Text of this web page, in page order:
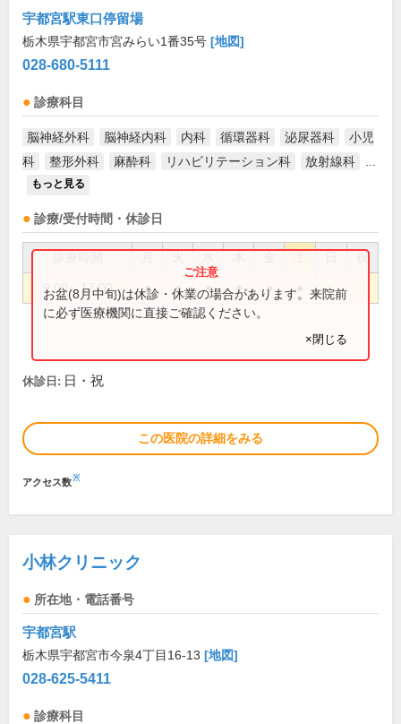
宇都宮駅東口停留場
栃木県宇都宮市宮みらい1番35号 [地図]
028-680-5111
診療科目
脳神経外科 脳神経内科 内科 循環器科 泌尿器科
小児
科
整形外科 麻酔科 リハビリテーション科 放射線科
もっと見る
診療/受付時間・休診日
祝
9:00～17:00 ● ● ● ● ●
お盆(8月中旬)は休診・休業の場合があります。来院前
に必ず医療機関に直接ご確認ください。
×閉じる
休診日: 日・祝
この医院の詳細をみる
アクセス数※
小林クリニック
所在地・電話番号
宇都宮駅
栃木県宇都宮市今泉4丁目16-13 [地図]
028-625-5411
診療科目